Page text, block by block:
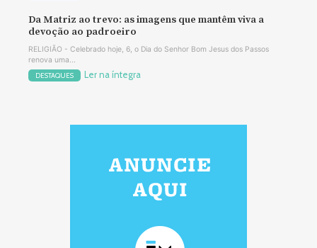
Da Matriz ao trevo: as imagens que mantêm viva a
devoção ao padroeiro
RELIGIÃO - Celebrado hoje, 6, o Dia do Senhor Bom Jesus dos Passos
renova uma...
DESTAQUES Ler na íntegra